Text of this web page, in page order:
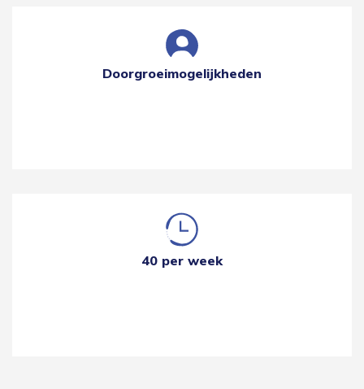
Doorgroeimogelijkheden
40 per week